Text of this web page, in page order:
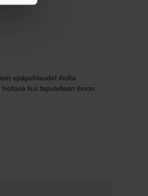
epäpuhtaudet iholta
lius taputellaan ihoon